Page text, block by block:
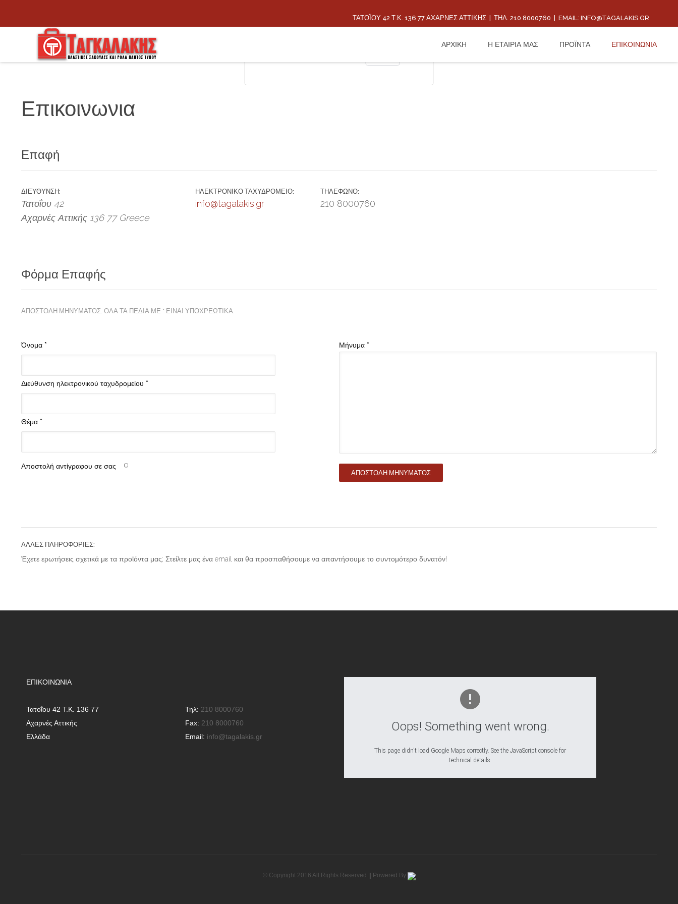
Επικοινωνια
Επαφή
ΔΙΕΎΘΥΝΣΗ:
Τατοΐου 42
Αχαρνές Αττικής 136 77 Greece
ΗΛΕΚΤΡΟΝΙΚΌ ΤΑΧΥΔΡΟΜΕΊΟ:
info@tagalakis.gr
ΤΗΛΈΦΩΝΟ:
210 8000760
Φόρμα Επαφής
ΑΠΟΣΤΟΛΉ ΜΗΝΎΜΑΤΟΣ. ΌΛΑ ΤΑ ΠΕΔΊΑ ΜΕ * ΕΊΝΑΙ ΥΠΟΧΡΕΩΤΙΚΆ.
Όνομα *
Διεύθυνση ηλεκτρονικού ταχυδρομείου *
Θέμα *
Αποστολή αντίγραφου σε σας
Μήνυμα *
ΑΠΟΣΤΟΛΉ ΜΗΝΎΜΑΤΟΣ
ΆΛΛΕΣ ΠΛΗΡΟΦΟΡΊΕΣ:
Έχετε ερωτήσεις σχετικά με τα προϊόντα μας; Στείλτε μας ένα email και θα προσπαθήσουμε να απαντήσουμε το συντομότερο δυνατόν!
ΕΠΙΚΟΙΝΩΝΊΑ
Τατοΐου 42 Τ.Κ. 136 77
Αχαρνές Αττικής
Ελλάδα
Τηλ: 210 8000760
Fax: 210 8000760
Email: info@tagalakis.gr
Oops! Something went wrong.
This page didn't load Google Maps correctly. See the JavaScript console for
technical details.
© Copyright 2016 All Rights Reserved || Powered By
ΤΑΤΟΪ́ΟΥ 42 Τ.Κ. 136 77 ΑΧΑΡΝΈΣ ΑΤΤΙΚΉΣ | ΤΗΛ. 210 8000760 | EMAIL: INFO@TAGALAKIS.GR
ΑΡΧΙΚΗ Η ΕΤΑΙΡΙΑ ΜΑΣ ΠΡΟΪΝΤΑ ΕΠΙΚΟΙΝΩΝΙΑ